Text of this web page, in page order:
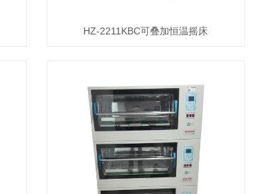
HZ-2211KBC可叠加恒温摇床